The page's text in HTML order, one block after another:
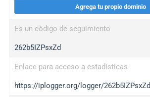
wl.gl
ed.tc
iplogger.com
Agrega tu propio dominio
Es un código de seguimiento
262b5IZPsxZd
Enlace para acceso a estadísticas
https://iplogger.org/logger/262b5IZPsxZd